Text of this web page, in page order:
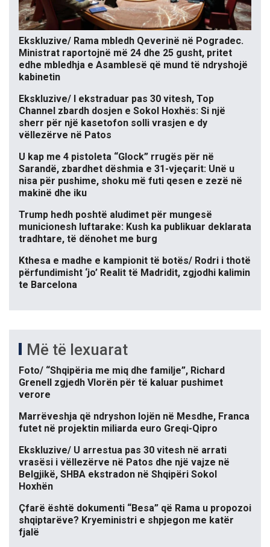
Ekskluzive/ Rama mbledh Qeverinë në Pogradec.
Ministrat raportojnë më 24 dhe 25 gusht, pritet
edhe mbledhja e Asamblesë që mund të ndryshojë
kabinetin
Ekskluzive/ I ekstraduar pas 30 vitesh, Top
Channel zbardh dosjen e Sokol Hoxhës: Si një
sherr për një kasetofon solli vrasjen e dy
vëllezërve në Patos
U kap me 4 pistoleta “Glock” rrugës për në
Sarandë, zbardhet dëshmia e 31-vjeçarit: Unë u
nisa për pushime, shoku më futi qesen e zezë në
makinë dhe iku
Trump hedh poshtë aludimet për mungesë
municionesh luftarake: Kush ka publikuar deklarata
tradhtare, të dënohet me burg
Kthesa e madhe e kampionit të botës/ Rodri i thotë
përfundimisht ‘jo’ Realit të Madridit, zgjodhi kalimin
te Barcelona
Më të lexuarat
Foto/ “Shqipëria me miq dhe familje”, Richard
Grenell zgjedh Vlorën për të kaluar pushimet
verore
Marrëveshja që ndryshon lojën në Mesdhe, Franca
futet në projektin miliarda euro Greqi-Qipro
Ekskluzive/ U arrestua pas 30 vitesh në arrati
vrasësi i vëllezërve në Patos dhe një vajze në
Belgjikë, SHBA ekstradon në Shqipëri Sokol
Hoxhën
Çfarë është dokumenti “Besa” që Rama u propozoi
shqiptarëve? Kryeministri e shpjegon me katër
fjalë